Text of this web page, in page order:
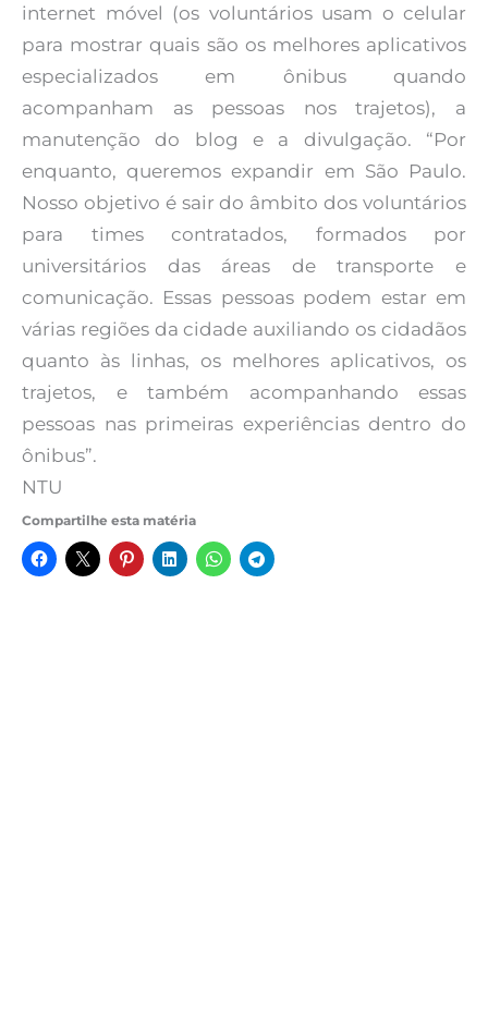
internet móvel (os voluntários usam o celular
para mostrar quais são os melhores aplicativos
especializados em ônibus quando
acompanham as pessoas nos trajetos), a
manutenção do blog e a divulgação. “Por
enquanto, queremos expandir em São Paulo.
Nosso objetivo é sair do âmbito dos voluntários
para times contratados, formados por
universitários das áreas de transporte e
comunicação. Essas pessoas podem estar em
várias regiões da cidade auxiliando os cidadãos
quanto às linhas, os melhores aplicativos, os
trajetos, e também acompanhando essas
pessoas nas primeiras experiências dentro do
ônibus”.
NTU
Compartilhe esta matéria